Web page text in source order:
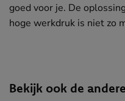
goed voor je. De
hoge werkdruk is niet zo
Bekijk ook de